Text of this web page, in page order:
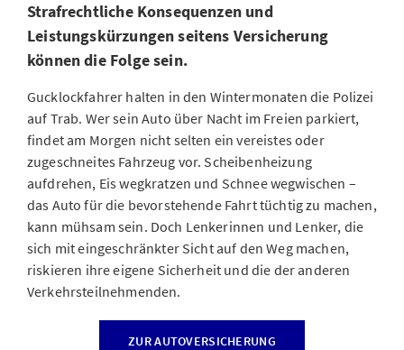
Strafrechtliche Konsequenzen und
Leistungskürzungen seitens Versicherung
können die Folge sein.
Gucklockfahrer halten in den Wintermonaten die Polizei
auf Trab. Wer sein Auto über Nacht im Freien parkiert,
findet am Morgen nicht selten ein vereistes oder
zugeschneites Fahrzeug vor. Scheibenheizung
aufdrehen, Eis wegkratzen und Schnee wegwischen –
das Auto für die bevorstehende Fahrt tüchtig zu machen,
kann mühsam sein. Doch Lenkerinnen und Lenker, die
sich mit eingeschränkter Sicht auf den Weg machen,
riskieren ihre eigene Sicherheit und die der anderen
Verkehrsteilnehmenden.
ZUR AUTOVERSICHERUNG